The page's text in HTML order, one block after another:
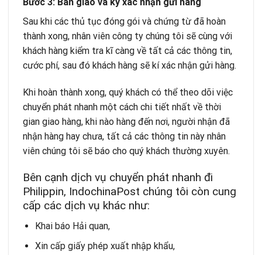
Bước 3: Bàn giao và ký xác nhận gửi hàng
Sau khi các thủ tục đóng gói và chứng từ đã hoàn
thành xong, nhân viên công ty chúng tôi sẽ cùng với
khách hàng kiểm tra kĩ càng về tất cả các thông tin,
cước phí, sau đó khách hàng sẽ kí xác nhận gửi hàng.
Khi hoàn thành xong, quý khách có thể theo dõi việc
chuyển phát nhanh một cách chi tiết nhất về thời
gian giao hàng, khi nào hàng đến nơi, người nhận đã
nhận hàng hay chưa, tất cả các thông tin này nhân
viên chúng tôi sẽ báo cho quý khách thường xuyên.
Bên cạnh dịch vụ chuyển phát nhanh đi
Philippin, IndochinaPost chúng tôi còn cung
cấp các dịch vụ khác như:
Khai báo Hải quan,
Xin cấp giấy phép xuất nhập khẩu,